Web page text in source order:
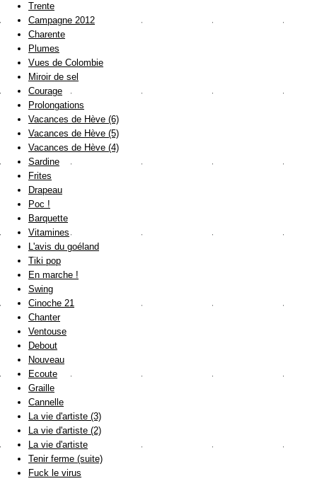
Trente
Campagne 2012
Charente
Plumes
Vues de Colombie
Miroir de sel
Courage
Prolongations
Vacances de Hève (6)
Vacances de Hève (5)
Vacances de Hève (4)
Sardine
Frites
Drapeau
Poc !
Barquette
Vitamines
L'avis du goéland
Tiki pop
En marche !
Swing
Cinoche 21
Chanter
Ventouse
Debout
Nouveau
Ecoute
Graille
Cannelle
La vie d'artiste (3)
La vie d'artiste (2)
La vie d'artiste
Tenir ferme (suite)
Fuck le virus